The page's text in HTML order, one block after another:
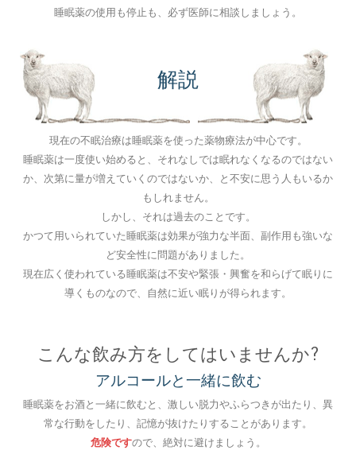
睡眠薬の使用も停止も、必ず医師に相談しましょう。
解説
現在の不眠治療は睡眠薬を使った薬物療法が中心です。
睡眠薬は一度使い始めると、それなしでは眠れなくなるのではない
か、次第に量が増えていくのではないか、と不安に思う人もいるか
もしれません。
しかし、それは過去のことです。
かつて用いられていた睡眠薬は効果が強力な半面、副作用も強いな
ど安全性に問題がありました。
現在広く使われている睡眠薬は不安や緊張・興奮を和らげて眠りに
導くものなので、自然に近い眠りが得られます。
こんな飲み方をしてはいませんか?
アルコールと一緒に飲む
睡眠薬をお酒と一緒に飲むと、激しい脱力やふらつきが出たり、異
常な行動をしたり、記憶が抜けたりすることがあります。
危険ですので、絶対に避けましょう。